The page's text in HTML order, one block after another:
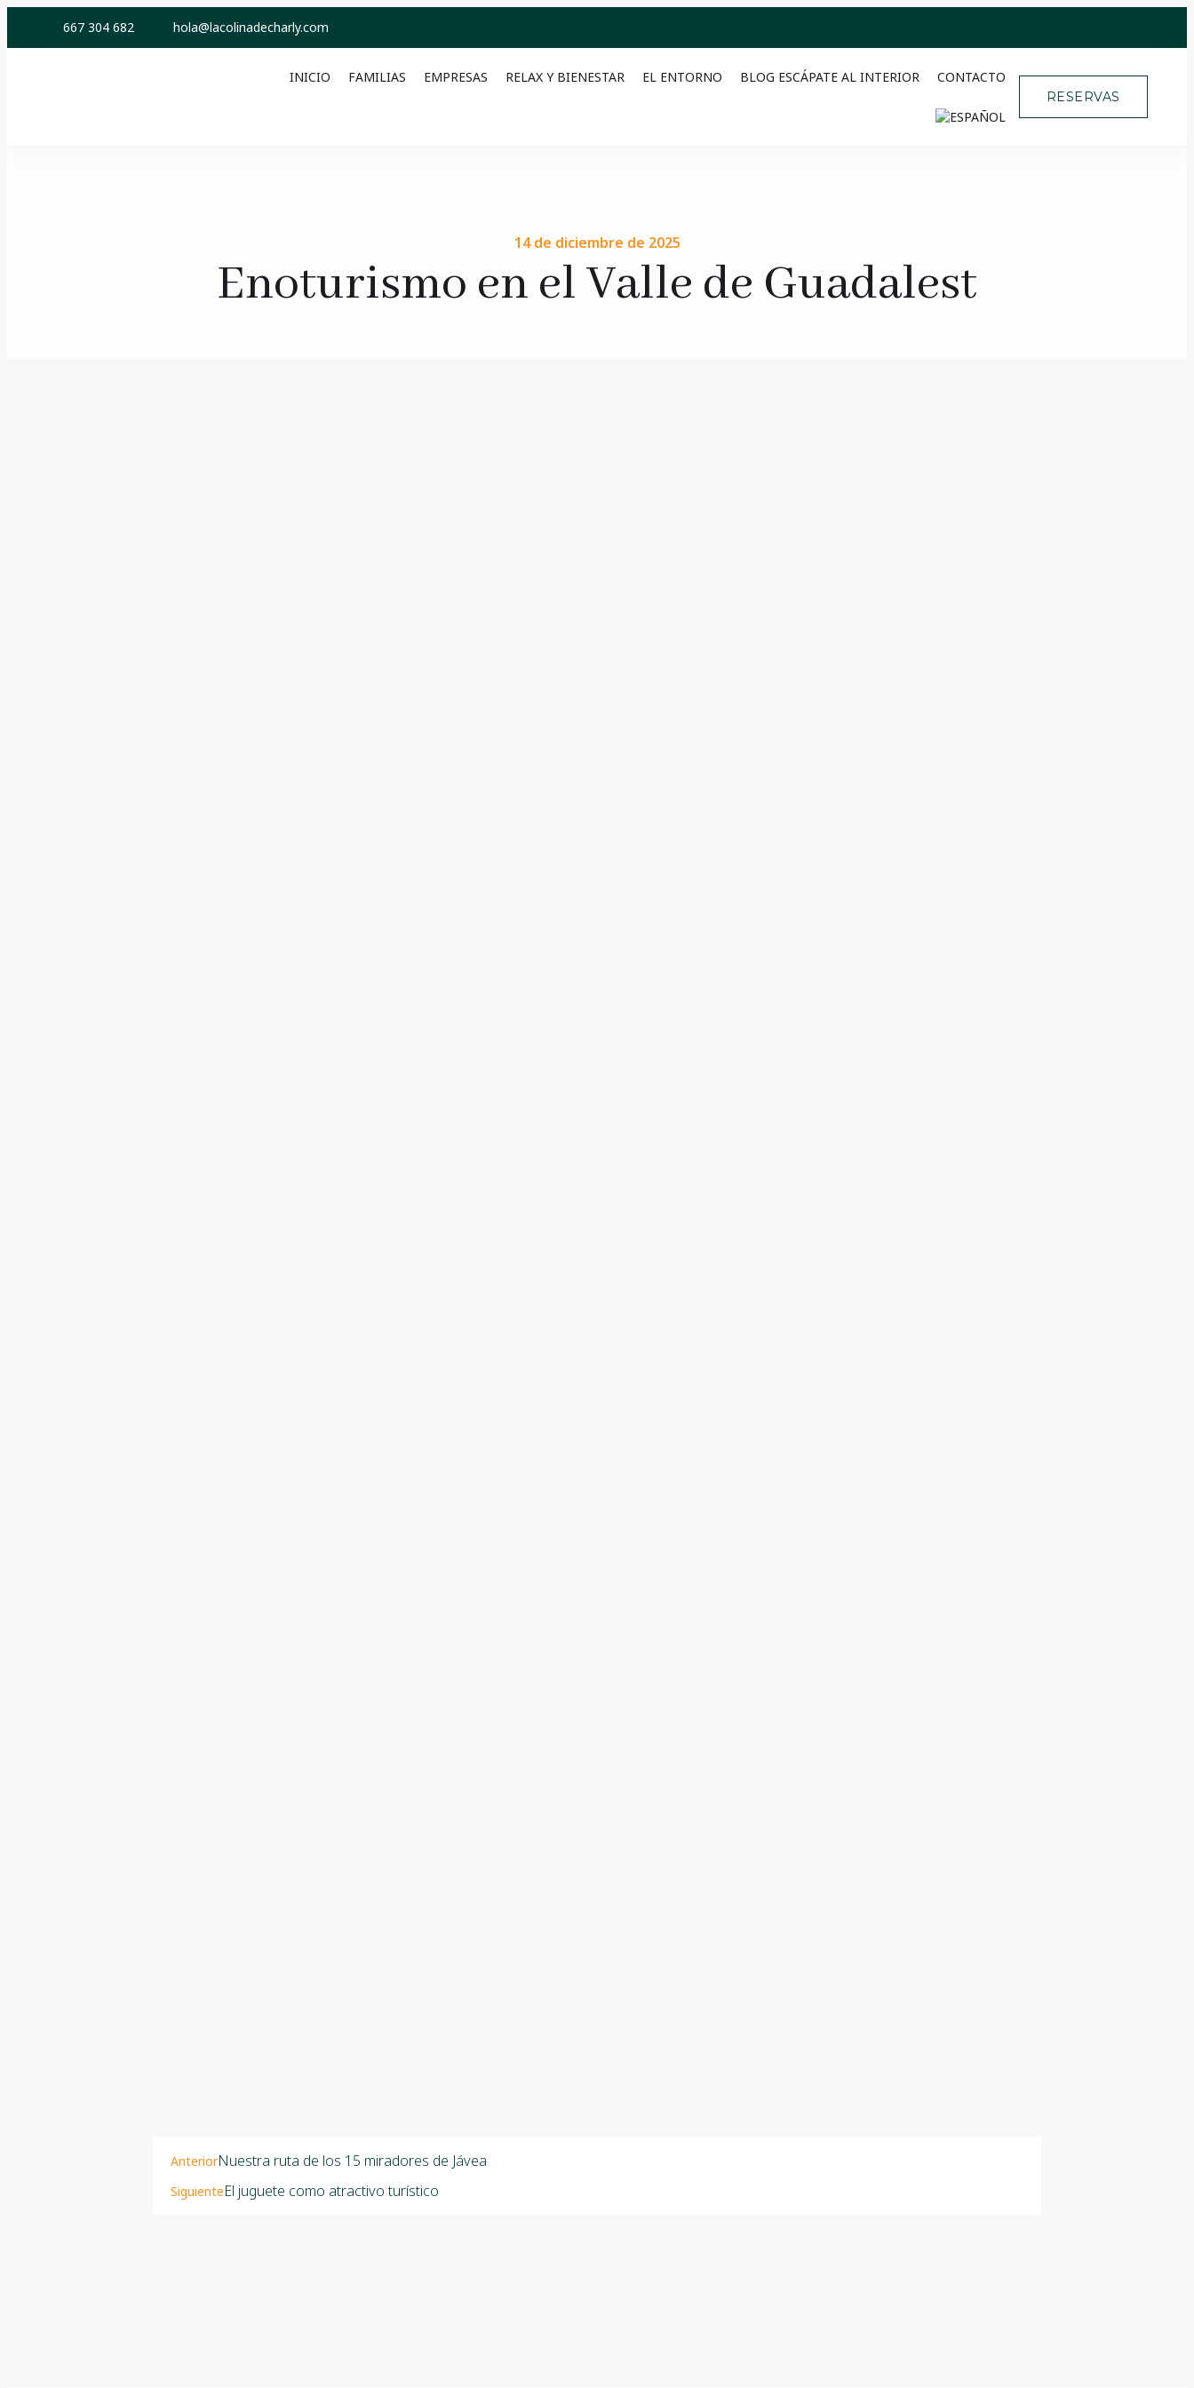
667 304 682 hola@lacolinadecharly.com
INICIO FAMILIAS EMPRESAS RELAX Y BIENESTAR EL ENTORNO BLOG ESCÁPATE AL INTERIOR CONTACTO
RESERVAS
14 de diciembre de 2025
Enoturismo en el Valle de Guadalest
AnteriorNuestra ruta de los 15 miradores de Jávea
SiguienteEl juguete como atractivo turístico